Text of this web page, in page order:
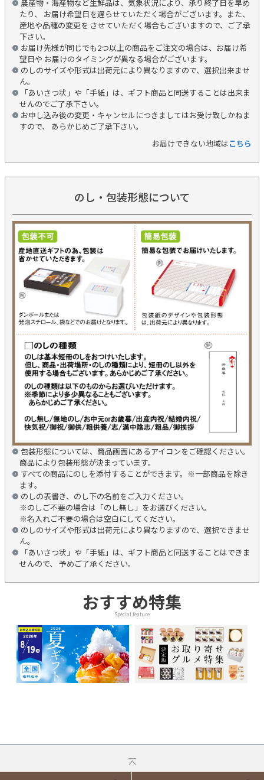
農産物・海産物など生鮮品は、気象状況により、承り終了日を早め
たり、 お届け希望日を遅らせていただく場合がございます。また、
産地や品種の変更を させていただく場合もございますので、ご了承
下さい。
お届け先様が同じでも2つ以上の商品をご注文の場合は、お届け希
望日や お届けのタイミングが異なる場合がございます。
のしのサイズや形式は出荷元により異なりますので、選択出来ませ
ん。
「あいさつ状」や「手紙」は、ギフト商品と同送することは出来ま
せんのでご了承下さい。
お申し込み後の変更・キャンセルにつきましてはお受け致しかねま
すので、 あらかじめご了承下さい。
お届けできない地域はこちら
のし・包装形態について
包装形態については、商品画面にあるアイコンをご確認ください。
商品により包装形態が決まっています。
すべての商品にのしを添付することができます。※一部商品を除き
ます。
のしの表書き、のし下の名前をご入力ください。
※のしご不要の場合は「のし無し」をお選びください。
※名入れご不要の場合は空白にしてください。
のしのサイズや形式は出荷元により異なりますので、選択できませ
ん。
「あいさつ状」や「手紙」は、ギフト商品と同送することはできま
せんので、 予めご了承ください。
おすすめ特集
Special feature